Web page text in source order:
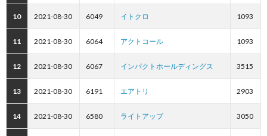
10 2021-08-30 6049 イトクロ 1093
11 2021-08-30 6064 アクトコール 1093
12 2021-08-30 6067 インパクトホールディングス 3515
13 2021-08-30 6191 エアトリ 2903
14 2021-08-30 6580 ライトアップ 3050